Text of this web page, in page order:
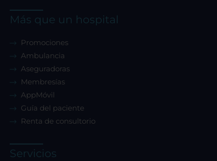
Más que un hospital
Promociones
Ambulancia
Aseguradoras
Membresías
AppMóvil
Guía del paciente
Renta de consultorio
Servicios